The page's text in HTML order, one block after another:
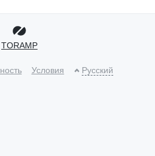
TORAMP
Условия Русский